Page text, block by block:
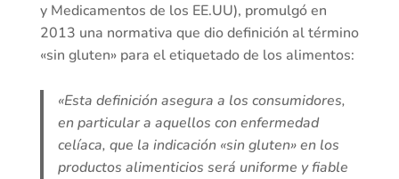
y Medicamentos de los EE.UU), promulgó en
2013 una normativa que dio definición al término
«sin gluten» para el etiquetado de los alimentos:
«Esta definición asegura a los consumidores,
en particular a aquellos con enfermedad
celíaca, que la indicación «sin gluten» en los
productos alimenticios será uniforme y fiable